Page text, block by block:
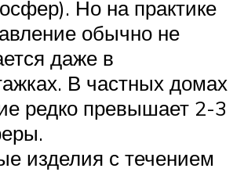
Но на практике
обычно не
даже в
В частных домах
редко превышает 2-3
изделия с течением